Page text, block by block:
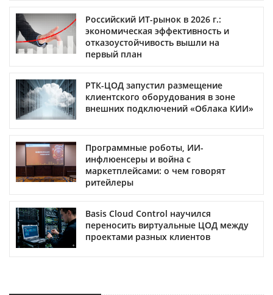
Российский ИТ-рынок в 2026 г.:
экономическая эффективность и
отказоустойчивость вышли на
первый план
РТК-ЦОД запустил размещение
клиентского оборудования в зоне
внешних подключений «Облака КИИ»
Программные роботы, ИИ-
инфлюенсеры и война с
маркетплейсами: о чем говорят
ритейлеры
Basis Cloud Control научилcя
переносить виртуальные ЦОД между
проектами разных клиентов